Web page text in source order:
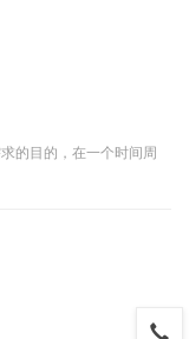
的目的，在一个时间周